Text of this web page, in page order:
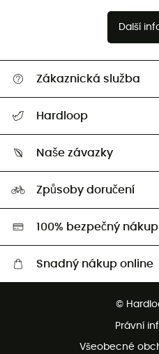
Další
Zákaznická služba
Vrácení zboží a peněz
Hardloop
Naši Ambasadoři
Naše závazky
HardGreen
Způsoby doručení
100% bezpečný nákup
Snadný nákup online
Bezplatná zákaznická služba
©
Právní
Všeobecné